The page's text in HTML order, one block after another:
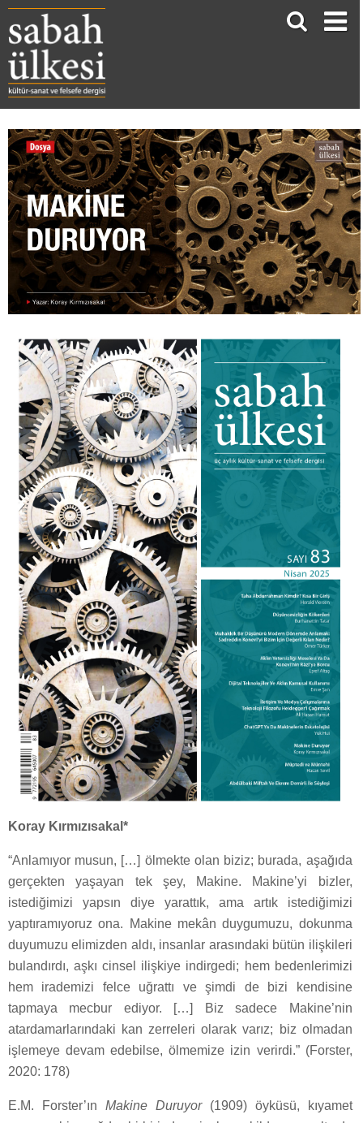
Koray Kırmızısakal*
“Anlamıyor musun, […] ölmekte olan biziz; burada, aşağıda
gerçekten yaşayan tek şey, Makine. Makine’yi bizler,
istediğimizi yapsın diye yarattık, ama artık istediğimizi
yaptıramıyoruz ona. Makine mekân duygumuzu, dokunma
duyumuzu elimizden aldı, insanlar arasındaki bütün ilişkileri
bulandırdı, aşkı cinsel ilişkiye indirgedi; hem bedenlerimizi
hem irademizi felce uğrattı ve şimdi de bizi kendisine
tapmaya mecbur ediyor. […] Biz sadece Makine’nin
atardamarlarındaki kan zerreleri olarak varız; biz olmadan
işlemeye devam edebilse, ölmemize izin verirdi.” (Forster,
2020: 178)
E.M. Forster’ın Makine Duruyor (1909) öyküsü, kıyamet